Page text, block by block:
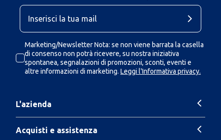
Marketing/Newsletter Nota: se non viene barrata la casella
di consenso non potrà ricevere, su nostra iniziativa
spontanea, segnalazioni di promozioni, sconti, eventi e
altre informazioni di marketing. Leggi l'Informativa privacy.
L'azienda
Acquisti e assistenza